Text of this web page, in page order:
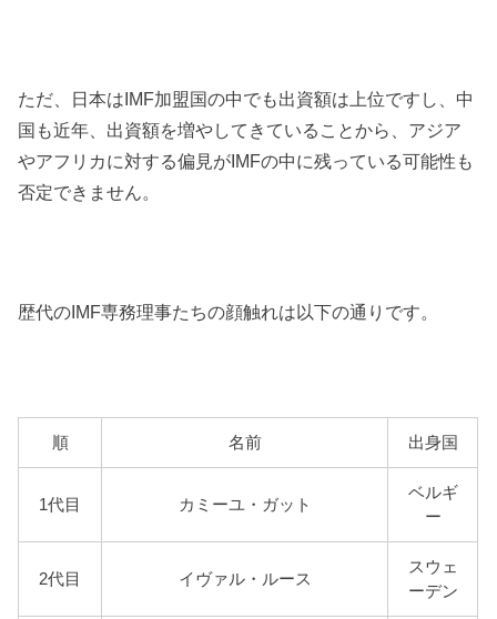
ただ、日本はIMF加盟国の中でも出資額は上位ですし、中
国も近年、出資額を増やしてきていることから、アジア
やアフリカに対する偏見がIMFの中に残っている可能性も
否定できません。
歴代のIMF専務理事たちの顔触れは以下の通りです。
順 名前 出身国
1代目 カミーユ・ガット
ベルギ
ー
2代目 イヴァル・ルース
スウェ
ーデン